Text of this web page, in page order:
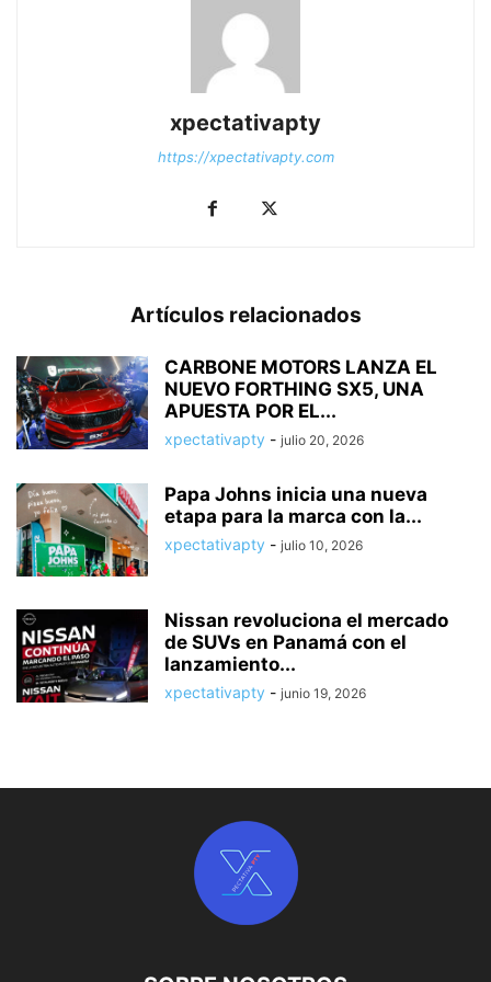
xpectativapty
https://xpectativapty.com
Artículos relacionados
CARBONE MOTORS LANZA EL
NUEVO FORTHING SX5, UNA
APUESTA POR EL...
xpectativapty - julio 20, 2026
Papa Johns inicia una nueva
etapa para la marca con la...
xpectativapty - julio 10, 2026
Nissan revoluciona el mercado
de SUVs en Panamá con el
lanzamiento...
xpectativapty - junio 19, 2026